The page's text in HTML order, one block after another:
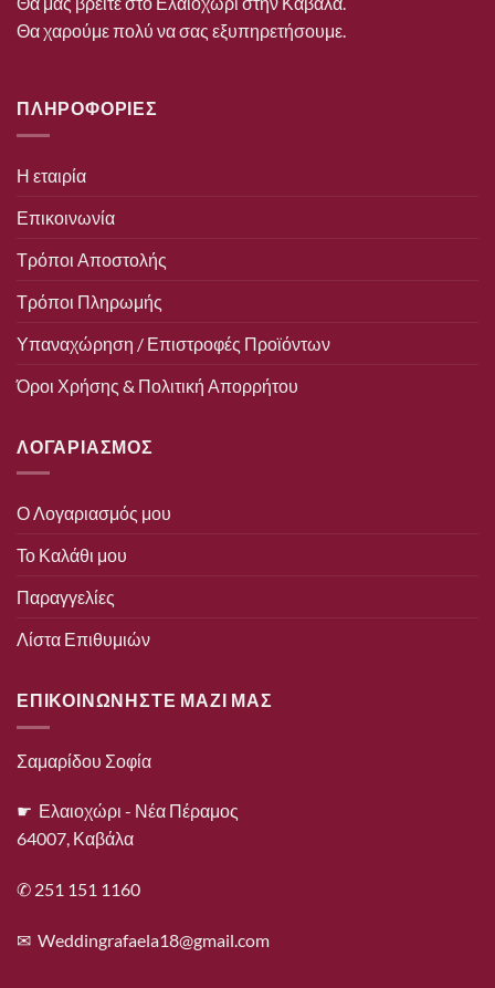
Θα χαρούμε πολύ να σας εξυπηρετήσουμε.
ΠΛΗΡΟΦΟΡΙΕΣ
Η εταιρία
Επικοινωνία
Τρόποι Αποστολής
Τρόποι Πληρωμής
Υπαναχώρηση / Επιστροφές Προϊόντων
Όροι Χρήσης & Πολιτική Απορρήτου
ΛΟΓΑΡΙΑΣΜΟΣ
Ο Λογαριασμός μου
Το Καλάθι μου
Παραγγελίες
Λίστα Επιθυμιών
ΕΠΙΚΟΙΝΩΝΗΣΤΕ ΜΑΖΙ ΜΑΣ
Σαμαρίδου Σοφία
☛ Ελαιοχώρι - Νέα Πέραμος
64007, Καβάλα
✆ 251 151 1160
✉ Weddingrafaela18@gmail.com